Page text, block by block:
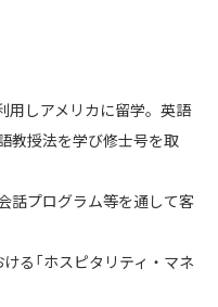
用しアメリカに留学。英語
教授法を学び修士号を取
話プログラム等を通して客
る「ホスピタリティ・マネ